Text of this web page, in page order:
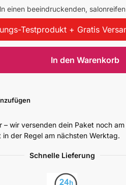
einen beeindruckenden,
Testprodukt + Gratis
In den Warenkorb
– wir versenden dein Paket noch
der Regel am nächsten Werktag.
Schnelle Lieferung